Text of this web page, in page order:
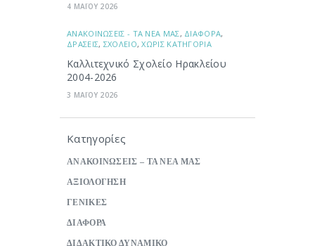
4 ΜΑΪΟΥ 2026
ΑΝΑΚΟΙΝΩΣΕΙΣ - ΤΑ ΝΕΑ ΜΑΣ, ΔΙΑΦΟΡΑ,
ΔΡΑΣΕΙΣ, ΣΧΟΛΕΙΟ,ΧΩΡΙΣ ΚΑΤΗΓΟΡΙΑ
Καλλιτεχνικό Σχολείο Ηρακλείου
2004-2026
3 ΜΑΪΟΥ 2026
Κατηγορίες
ΑΝΑΚΟΙΝΩΣΕΙΣ – ΤΑ ΝΕΑ ΜΑΣ
ΑΞΙΟΛΟΓΗΣΗ
ΓΕΝΙΚΕΣ
ΔΙΑΦΟΡΑ
ΔΙΔΑΚΤΙΚΟ ΔΥΝΑΜΙΚΟ